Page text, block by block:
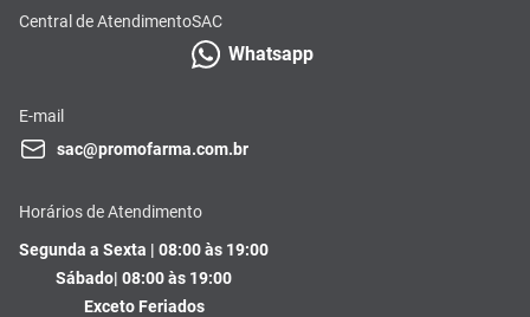
Central de AtendimentoSAC
Whatsapp
E-mail
sac@promofarma.com.br
Horários de Atendimento
Segunda a Sexta | 08:00 às 19:00
Sábado| 08:00 às 19:00
Exceto Feriados